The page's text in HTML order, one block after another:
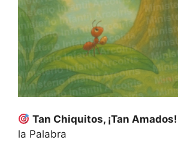
Tan Chiquitos, ¡Tan Amados!
la Palabra